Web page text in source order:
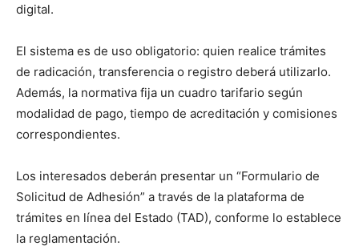
digital.
El sistema es de uso obligatorio: quien realice trámites
de radicación, transferencia o registro deberá utilizarlo.
Además, la normativa fija un cuadro tarifario según
modalidad de pago, tiempo de acreditación y comisiones
correspondientes.
Los interesados deberán presentar un “Formulario de
Solicitud de Adhesión” a través de la plataforma de
trámites en línea del Estado (TAD), conforme lo establece
la reglamentación.